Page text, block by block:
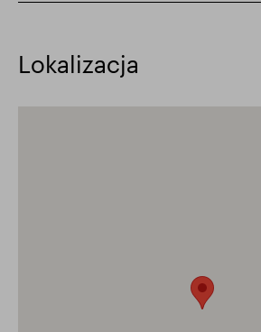
Lokalizacja